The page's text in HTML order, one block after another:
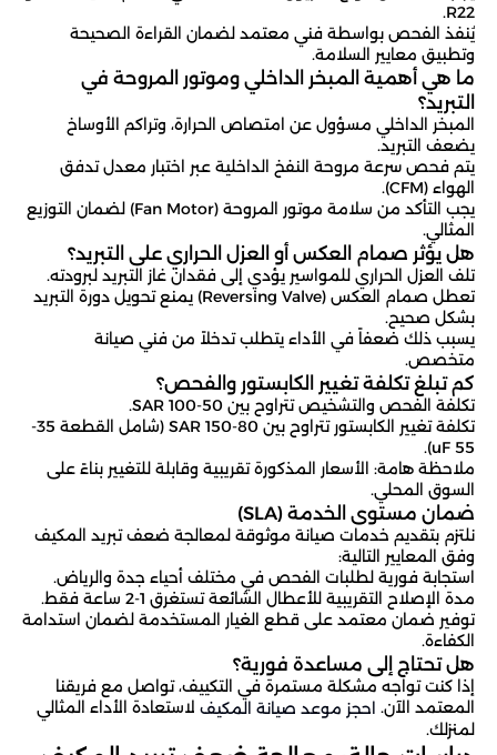
R22.
يُنفذ الفحص بواسطة فني معتمد لضمان القراءة الصحيحة
وتطبيق معايير السلامة.
ما هي أهمية المبخر الداخلي وموتور المروحة في
التبريد؟
المبخر الداخلي مسؤول عن امتصاص الحرارة، وتراكم الأوساخ
يضعف التبريد.
يتم فحص سرعة مروحة النفخ الداخلية عبر اختبار معدل تدفق
الهواء (CFM).
يجب التأكد من سلامة موتور المروحة (Fan Motor) لضمان التوزيع
المثالي.
هل يؤثر صمام العكس أو العزل الحراري على التبريد؟
تلف العزل الحراري للمواسير يؤدي إلى فقدان غاز التبريد لبرودته.
تعطل صمام العكس (Reversing Valve) يمنع تحويل دورة التبريد
بشكل صحيح.
يسبب ذلك ضعفاً في الأداء يتطلب تدخلاً من فني صيانة
متخصص.
كم تبلغ تكلفة تغيير الكابستور والفحص؟
تكلفة الفحص والتشخيص تتراوح بين 50-100 SAR.
تكلفة تغيير الكابستور تتراوح بين 80-150 SAR (شامل القطعة 35-
55 uF).
ملاحظة هامة: الأسعار المذكورة تقريبية وقابلة للتغيير بناءً على
السوق المحلي.
ضمان مستوى الخدمة (SLA)
نلتزم بتقديم خدمات صيانة موثوقة لمعالجة ضعف تبريد المكيف
وفق المعايير التالية:
استجابة فورية لطلبات الفحص في مختلف أحياء جدة والرياض.
مدة الإصلاح التقريبية للأعطال الشائعة تستغرق 1-2 ساعة فقط.
توفير ضمان معتمد على قطع الغيار المستخدمة لضمان استدامة
الكفاءة.
هل تحتاج إلى مساعدة فورية؟
إذا كنت تواجه مشكلة مستمرة في التكييف، تواصل مع فريقنا
المعتمد الآن.احجز موعد صيانة المكيفلاستعادة الأداء المثالي
لمنزلك.